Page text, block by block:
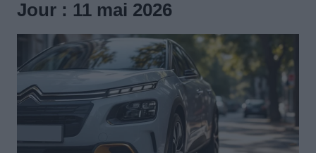
Jour : 11 mai 2026